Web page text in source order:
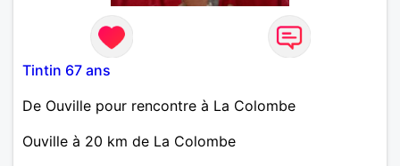
Tintin 67 ans
De Ouville pour rencontre à La Colombe
Ouville à 20 km de La Colombe